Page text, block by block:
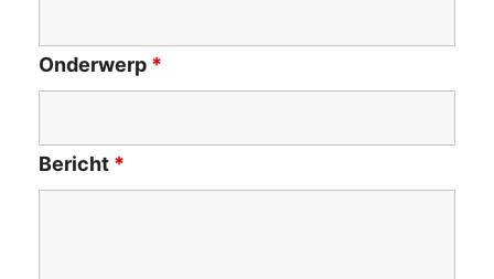
Onderwerp *
Bericht *